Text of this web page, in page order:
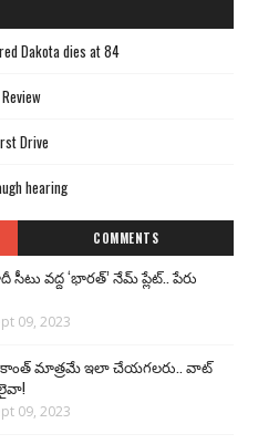
Dakota dies at 84
Drive
hearing
COMMENTS
సీటు వద్ద ‘భారత్’ నేమ్ ప్లేట్‌.. పేరు
09, 2023
మాత్రమే ఇలా చేయగలరు.. వాట్
09, 2023